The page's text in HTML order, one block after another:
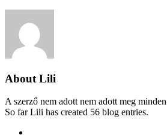
About Lili
A szerző nem adott nem adott meg
So far Lili has created 56 blog entries.